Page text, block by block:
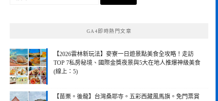
GA4即時熱門文章
【2026雲林新玩法】麥寮一日遊景點美食全攻略！走訪
TOP 7私房秘境、國際金獎夜景與5大在地人推爆神級美食
(線上：5)
【苗栗。後龍】台灣桑耶寺。五彩西藏風馬旗。免門票賞